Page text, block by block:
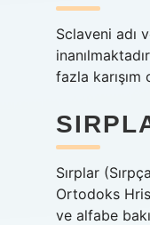
Sclaveni adı
fazla
Sırplar
Ortodoks
ve alfabe